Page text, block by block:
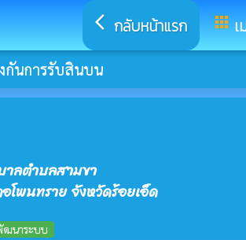
arrow_back_ios กลับหน้าแรก apps
กันการรับสินบน
าลตำบลสามขา
อโพนทราย จังหวัดร้อยเอ็ด
นาระบบ